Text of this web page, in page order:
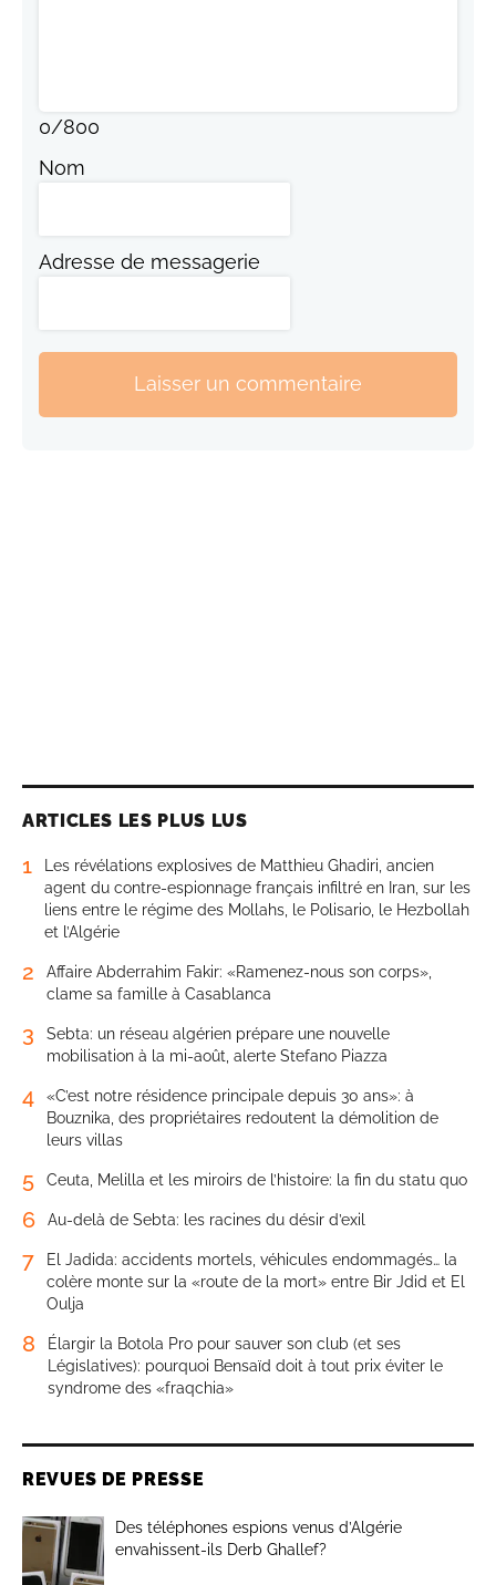
0/800
Nom
Adresse de messagerie
Laisser un commentaire
ARTICLES LES PLUS LUS
1
Les révélations explosives de Matthieu Ghadiri, ancien
agent du contre-espionnage français infiltré en Iran, sur les
liens entre le régime des Mollahs, le Polisario, le Hezbollah
et l’Algérie
2
Affaire Abderrahim Fakir: «Ramenez-nous son corps»,
clame sa famille à Casablanca
3
Sebta: un réseau algérien prépare une nouvelle
mobilisation à la mi-août, alerte Stefano Piazza
4
«C’est notre résidence principale depuis 30 ans»: à
Bouznika, des propriétaires redoutent la démolition de
leurs villas
5 Ceuta, Melilla et les miroirs de l’histoire: la fin du statu quo
6 Au-delà de Sebta: les racines du désir d’exil
7
El Jadida: accidents mortels, véhicules endommagés… la
colère monte sur la «route de la mort» entre Bir Jdid et El
Oulja
8
Élargir la Botola Pro pour sauver son club (et ses
Législatives): pourquoi Bensaïd doit à tout prix éviter le
syndrome des «fraqchia»
REVUES DE PRESSE
Des téléphones espions venus d’Algérie
envahissent-ils Derb Ghallef?